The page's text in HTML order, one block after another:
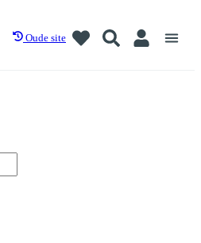
Oude site